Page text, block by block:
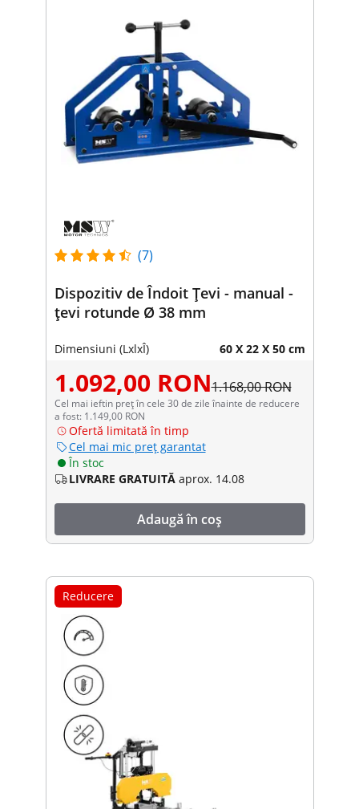
(7)
Dispozitiv de Îndoit Țevi - manual -
țevi rotunde Ø 38 mm
Dimensiuni (LxlxÎ) 60 X 22 X 50 cm
1.092,00 RON1.168,00 RON
Cel mai ieftin preț în cele 30 de zile înainte de reducere
a fost: 1.149,00 RON
Ofertă limitată în timp
Cel mai mic preț garantat
În stoc
LIVRARE GRATUITĂ aprox. 14.08
Adaugă în coș
Reducere